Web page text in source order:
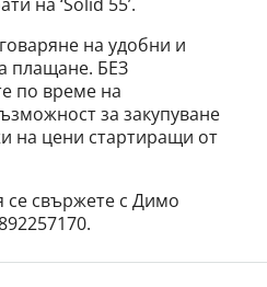
на удобни и
плащане. БЕЗ
по време на
за закупуване
на цени стартиращи от
свържете с Димо